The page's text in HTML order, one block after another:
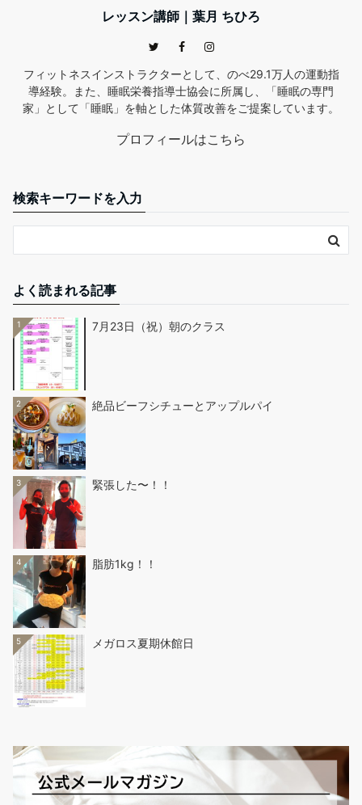
レッスン講師｜葉月 ちひろ
フィットネスインストラクターとして、のべ29.1万人の運動指
導経験。また、睡眠栄養指導士協会に所属し、「睡眠の専門
家」として「睡眠」を軸とした体質改善をご提案しています。
プロフィールはこちら
検索キーワードを入力
よく読まれる記事
1 7月23日（祝）朝のクラス
2 絶品ビーフシチューとアップルパイ
3 緊張した〜！！
4 脂肪1kg！！
5 メガロス夏期休館日